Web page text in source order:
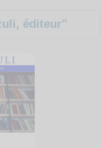
éditeur"